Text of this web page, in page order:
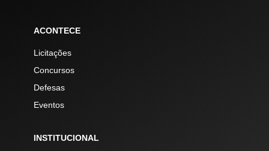
ACONTECE
Licitações
Concursos
Defesas
Eventos
INSTITUCIONAL